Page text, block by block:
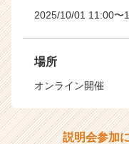
2025/10/01 11:00〜
場所
オンライン開催
説明会参加